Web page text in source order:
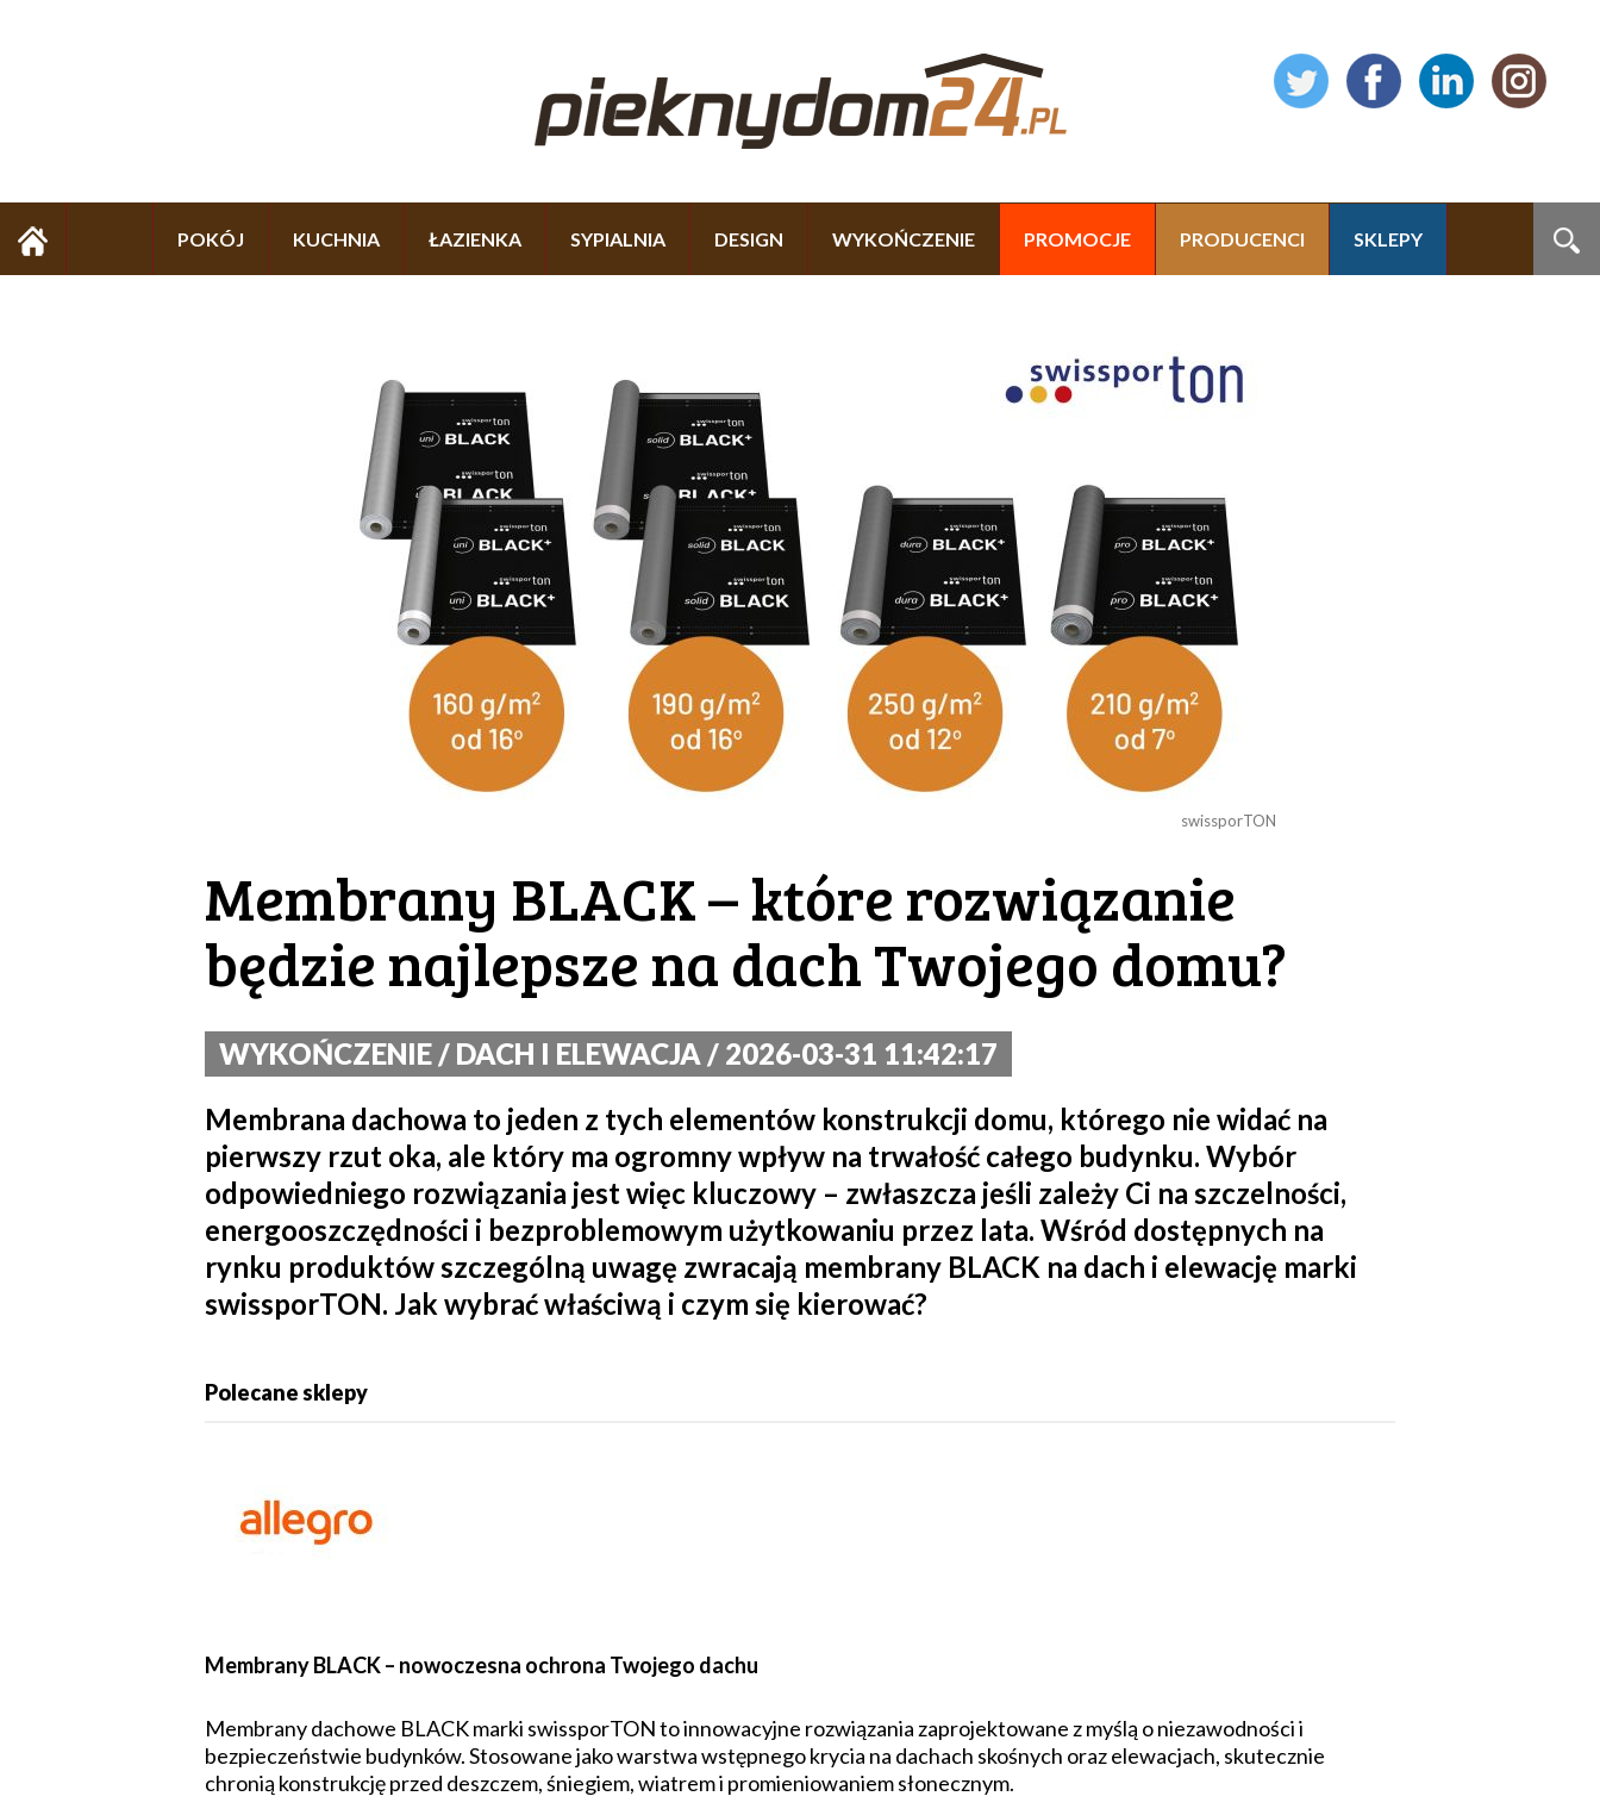
POKÓJ KUCHNIA ŁAZIENKA SYPIALNIA DESIGN WYKOŃCZENIE PROMOCJE PRODUCENCI SKLEPY
swissporTON
Membrany BLACK – które rozwiązanie
będzie najlepsze na dach Twojego domu?
WYKOŃCZENIE / DACH I ELEWACJA / 2026-03-31 11:42:17
Membrana dachowa to jeden z tych elementów konstrukcji domu, którego nie widać na
pierwszy rzut oka, ale który ma ogromny wpływ na trwałość całego budynku. Wybór
odpowiedniego rozwiązania jest więc kluczowy – zwłaszcza jeśli zależy Ci na szczelności,
energooszczędności i bezproblemowym użytkowaniu przez lata. Wśród dostępnych na
rynku produktów szczególną uwagę zwracają membrany BLACK na dach i elewację marki
swissporTON. Jak wybrać właściwą i czym się kierować?
Polecane sklepy
Membrany BLACK – nowoczesna ochrona Twojego dachu
Membrany dachowe BLACK marki swissporTON to innowacyjne rozwiązania zaprojektowane z myślą o niezawodności i
bezpieczeństwie budynków. Stosowane jako warstwa wstępnego krycia na dachach skośnych oraz elewacjach, skutecznie
chronią konstrukcję przed deszczem, śniegiem, wiatrem i promieniowaniem słonecznym.